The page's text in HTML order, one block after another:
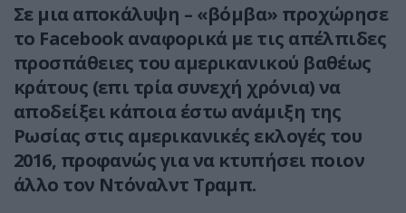
Σε μια αποκάλυψη – «βόμβα» προχώρησε
το Facebook αναφορικά με τις απέλπιδες
προσπάθειες του αμερικανικού βαθέως
κράτους (επι τρία συνεχή χρόνια) να
αποδείξει κάποια έστω ανάμιξη της
Ρωσίας στις αμερικανικές εκλογές του
2016, προφανώς για να κτυπήσει ποιον
άλλο τον Ντόναλντ Τραμπ.